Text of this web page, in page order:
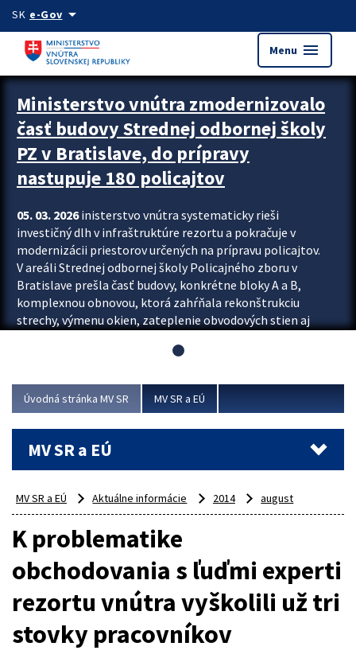
Preskocit na hlavný obsah
SK e-Govarrow_drop_down
Menu menu
Ministerstvo vnútra zmodernizovalo
časť budovy Strednej odbornej školy
PZ v Bratislave, do prípravy
nastupuje 180 policajtov
05. 03. 2026inisterstvo vnútra systematicky rieši
investičný dlh v infraštruktúre rezortu a pokračuje v
modernizácii priestorov určených na prípravu policajtov.
V areáli Strednej odbornej školy Policajného zboru v
Bratislave prešla časť budovy, konkrétne bloky A a B,
komplexnou obnovou, ktorá zahŕňala rekonštrukciu
strechy, výmenu okien, zateplenie obvodových stien aj
aj interiéru, kde vznikli nové učebne a moderné
Viac
Úvodná stránka MV SR MV SR a EÚ
MV SR a EÚ
MV SR a EÚ Aktuálne informácie 2014 august
K problematike
obchodovania s ľuďmi experti
rezortu vnútra vyškolili už tri
stovky pracovníkov